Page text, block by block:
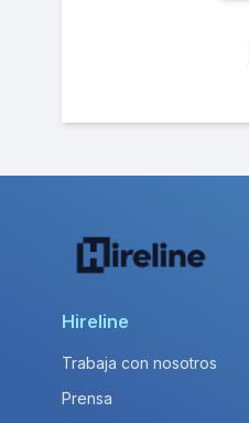
Hireline
Trabaja con nosotros
Prensa